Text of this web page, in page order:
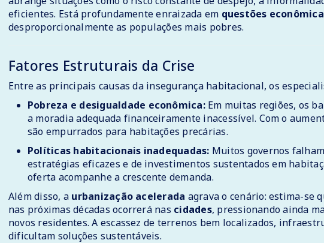
eficientes. Está profundamente enraizada em questões
desproporcionalmente as populações mais pobres.
Fatores Estruturais da Crise
Entre as principais causas da insegurança habitacional, os
Pobreza e desigualdade econômica:Em muitas regiões, os
a moradia adequada financeiramente inacessível. Com o
são empurrados para habitações precárias.
Políticas habitacionais inadequadas: Muitos governos
estratégias eficazes e de investimentos sustentados em
oferta acompanhe a crescente demanda.
Além disso, a urbanização acelerada agrava o cenário: estima-se
nas próximas décadas ocorrerá nas cidades, pressionando ainda
novos residentes. A escassez de terrenos bem localizados,
dificultam soluções sustentáveis.